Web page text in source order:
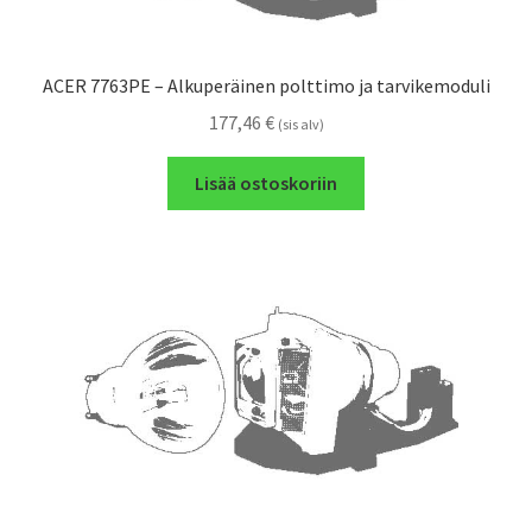
ACER 7763PE – Alkuperäinen polttimo ja tarvikemoduli
177,46 € (sis alv)
Lisää ostoskoriin